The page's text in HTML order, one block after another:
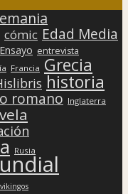
cómic Edad Media
Ensayo entrevista
Francia Grecia
historia
romano Inglaterra
Rusia
vikingos